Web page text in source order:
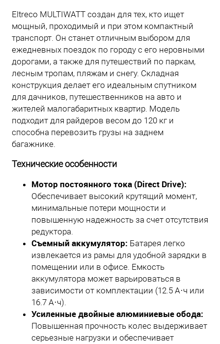
Eltreco MULTIWATT создан для тех, кто ищет
мощный, проходимый и при этом компактный
транспорт. Он станет отличным выбором для
ежедневных поездок по городу с его неровными
дорогами, а также для путешествий по паркам,
лесным тропам, пляжам и снегу. Складная
конструкция делает его идеальным спутником
для дачников, путешественников на авто и
жителей малогабаритных квартир. Модель
подходит для райдеров весом до 120 кг и
способна перевозить грузы на заднем
багажнике.
Технические особенности
Мотор постоянного тока (Direct Drive):
Обеспечивает высокий крутящий момент,
минимальные потери мощности и
повышенную надежность за счет отсутствия
редуктора.
Съемный аккумулятор: Батарея легко
извлекается из рамы для удобной зарядки в
помещении или в офисе. Емкость
аккумулятора может варьироваться в
зависимости от комплектации (12.5 А·ч или
16.7 А·ч).
Усиленные двойные алюминиевые обода:
Повышенная прочность колес выдерживает
серьезные нагрузки и обеспечивает